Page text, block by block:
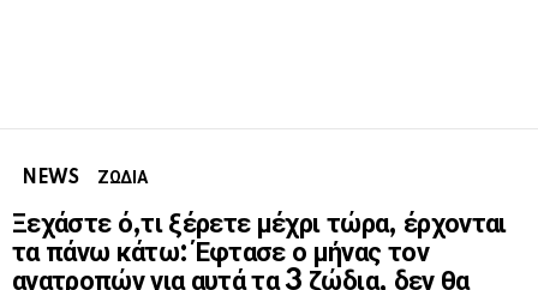
NEWS ΖΩΔΙΑ
Ξεχάστε ό,τι ξέρετε μέχρι τώρα, έρχονται
τα πάνω κάτω: Έφτασε ο μήνας τον
ανατροπών για αυτά τα 3 ζώδια, δεν θα